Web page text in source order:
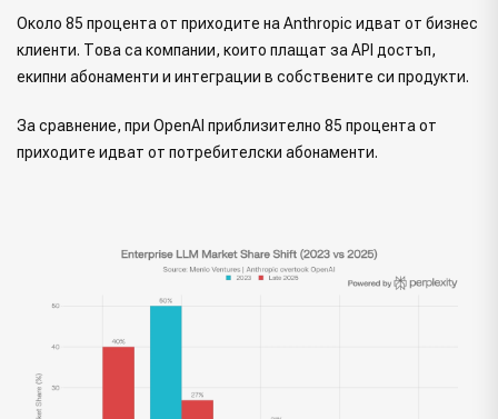
Около 85 процента от приходите на Anthropic идват от бизнес
клиенти. Това са компании, които плащат за API достъп,
екипни абонаменти и интеграции в собствените си продукти.
За сравнение, при OpenAI приблизително 85 процента от
приходите идват от потребителски абонаменти.